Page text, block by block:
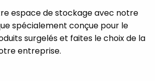
espace de stockage avec notre
spécialement conçue pour le
surgelés et faites le choix de la
entreprise.